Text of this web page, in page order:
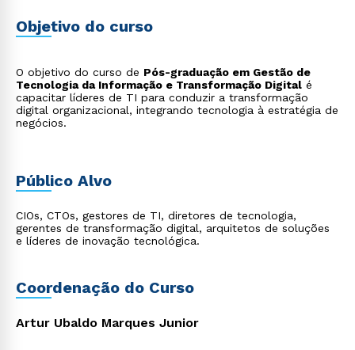
Objetivo do curso
O objetivo do curso de Pós-graduação em Gestão de
Tecnologia da Informação e Transformação Digital é
capacitar líderes de TI para conduzir a transformação
digital organizacional, integrando tecnologia à estratégia de
negócios.
Público Alvo
CIOs, CTOs, gestores de TI, diretores de tecnologia,
gerentes de transformação digital, arquitetos de soluções
e líderes de inovação tecnológica.
Coordenação do Curso
Artur Ubaldo Marques Junior